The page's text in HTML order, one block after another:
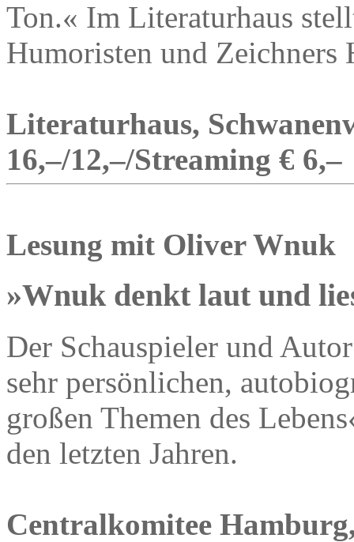
Ton.« Im Literaturhaus
Humoristen und Zeichners
Literaturhaus,
16,–/12,–/Streaming € 6,–
Lesung mit Oliver Wnuk
»Wnuk denkt laut und
Der Schauspieler und
sehr persönlichen,
großen Themen des
den letzten Jahren.
Centralkomitee